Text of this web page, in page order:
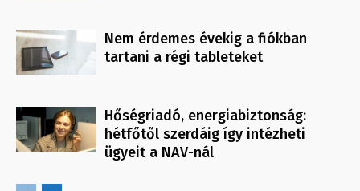
Nem érdemes évekig a fiókban
tartani a régi tableteket
Hőségriadó, energiabiztonság:
hétfőtől szerdáig így intézheti
ügyeit a NAV-nál